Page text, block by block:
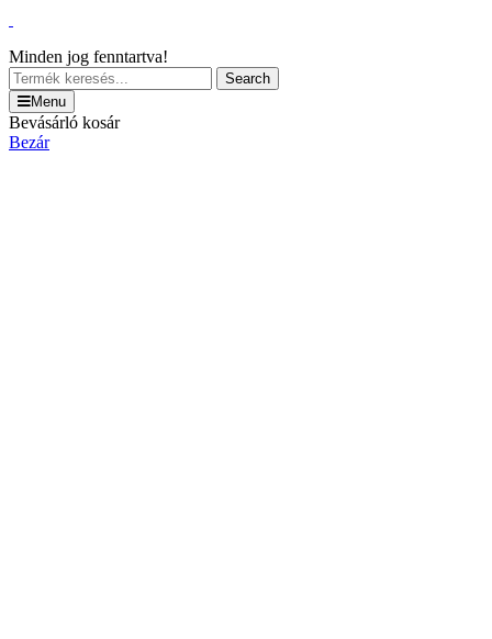
Minden jog fenntartva!
Search
Menu
Bevásárló kosár
Bezár